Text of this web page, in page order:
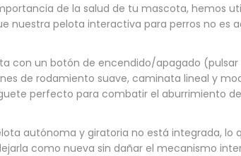
de la salud de tu mascota, hemos
nuestra pelota interactiva para perros no es
con un botón de encendido/apagado (pulsar
de rodamiento suave, caminata lineal y
perfecto para combatir el aburrimiento
autónoma y giratoria no está integrada,
como nueva sin dañar el mecanismo